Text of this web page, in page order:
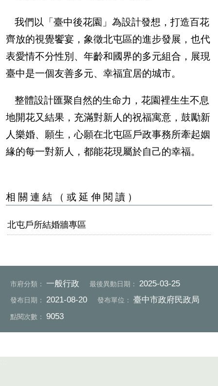
我們以「臺中後花園」為設計發想，打造百花
齊放的視覺饗宴，象徵北屯區的進步發展，也代
表愛情不分性別、年齡和國界的多元組合，展現
臺中是一個友善多元、幸福宜居的城市。
整體設計匯聚自然的生命力，花園裡生生不息
地開花又結果，充滿對新人的祝福寓意，鼓勵新
人樂婚、願生，心願在北屯區戶政事務所牽起姻
緣的每一對新人，都能花現屬於自己的幸福。
相關連結（或延伸閱讀）
北屯戶所結婚牆專區
市府分類： 一般行政 最後異動日期： 2025-03-25
發布日期： 2021-08-20 發布單位： 臺中市政府民政局
點閱次數： 9053